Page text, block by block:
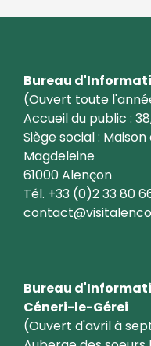
Bureau
(Ouvert toute
Accueil du public :
Siège social :
Magdeleine
61000 Alençon
Tél. +33 (0)2 33 80
Bureau
Céneri-le-Gérei
(Ouvert d'avril à